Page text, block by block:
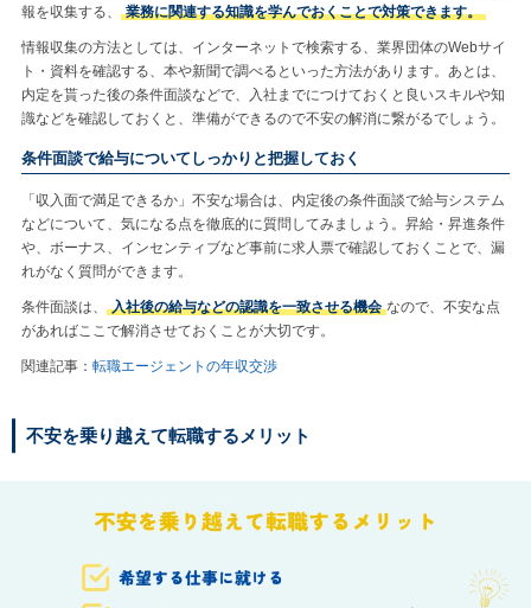
報を収集する、
業務に関連する知識を学んでおくことで対策できます。
情報収集の方法としては、インターネットで検索する、業界団体のWebサイ
ト・資料を確認する、本や新聞で調べるといった方法があります。あとは、
内定を貰った後の条件面談などで、入社までにつけておくと良いスキルや知
識などを確認しておくと、準備ができるので不安の解消に繋がるでしょう。
条件面談で給与についてしっかりと把握しておく
「収入面で満足できるか」不安な場合は、内定後の条件面談で給与システム
などについて、気になる点を徹底的に質問してみましょう。昇給・昇進条件
や、ボーナス、インセンティブなど事前に求人票で確認しておくことで、漏
れがなく質問ができます。
条件面談は、 入社後の給与などの認識を一致させる機会 なので、不安な点
があればここで解消させておくことが大切です。
関連記事： 転職エージェントの年収交渉
不安を乗り越えて転職するメリット